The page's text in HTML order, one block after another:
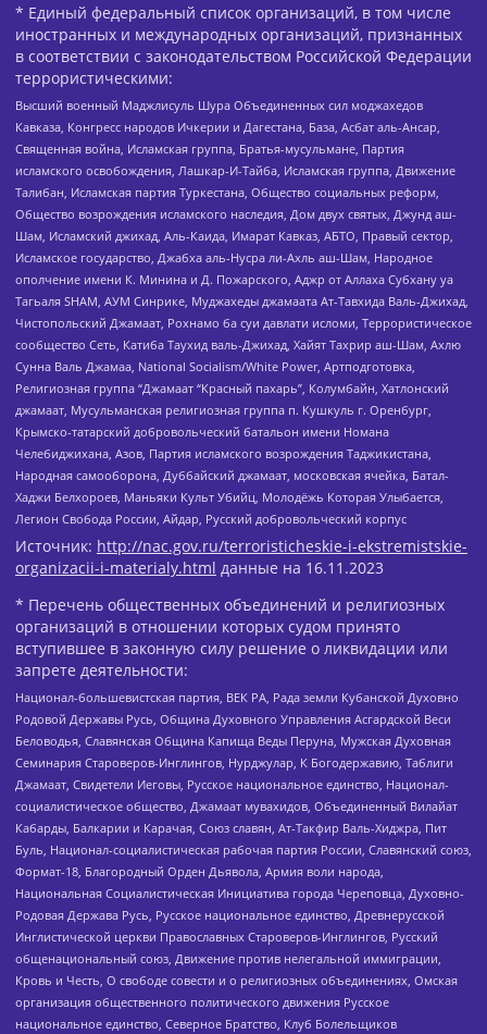
* Единый федеральный список организаций, в том числе
иностранных и международных организаций, признанных
в соответствии с законодательством Российской Федерации
террористическими:
Высший военный Маджлисуль Шура Объединенных сил моджахедов
Кавказа, Конгресс народов Ичкерии и Дагестана, База, Асбат аль-Ансар,
Священная война, Исламская группа, Братья-мусульмане, Партия
исламского освобождения, Лашкар-И-Тайба, Исламская группа, Движение
Талибан, Исламская партия Туркестана, Общество социальных реформ,
Общество возрождения исламского наследия, Дом двух святых, Джунд аш-
Шам, Исламский джихад, Аль-Каида, Имарат Кавказ, АБТО, Правый сектор,
Исламское государство, Джабха аль-Нусра ли-Ахль аш-Шам, Народное
ополчение имени К. Минина и Д. Пожарского, Аджр от Аллаха Субхану уа
Тагьаля SHAM, АУМ Синрике, Муджахеды джамаата Ат-Тавхида Валь-Джихад,
Чистопольский Джамаат, Рохнамо ба суи давлати исломи, Террористическое
сообщество Сеть, Катиба Таухид валь-Джихад, Хайят Тахрир аш-Шам, Ахлю
Сунна Валь Джамаа, National Socialism/White Power, Артподготовка,
Религиозная группа “Джамаат “Красный пахарь”, Колумбайн, Хатлонский
джамаат, Мусульманская религиозная группа п. Кушкуль г. Оренбург,
Крымско-татарский добровольческий батальон имени Номана
Челебиджихана, Азов, Партия исламского возрождения Таджикистана,
Народная самооборона, Дуббайский джамаат, московская ячейка, Батал-
Хаджи Белхороев, Маньяки Культ Убийц, Молодёжь Которая Улыбается,
Легион Свобода России, Айдар, Русский добровольческий корпус
Источник: http://nac.gov.ru/terroristicheskie-i-ekstremistskie-
organizacii-i-materialy.html данные на 16.11.2023
* Перечень общественных объединений и религиозных
организаций в отношении которых судом принято
вступившее в законную силу решение о ликвидации или
запрете деятельности:
Национал-большевистская партия, ВЕК РА, Рада земли Кубанской Духовно
Родовой Державы Русь, Община Духовного Управления Асгардской Веси
Беловодья, Славянская Община Капища Веды Перуна, Мужская Духовная
Семинария Староверов-Инглингов, Нурджулар, К Богодержавию, Таблиги
Джамаат, Свидетели Иеговы, Русское национальное единство, Национал-
социалистическое общество, Джамаат мувахидов, Объединенный Вилайат
Кабарды, Балкарии и Карачая, Союз славян, Ат-Такфир Валь-Хиджра, Пит
Буль, Национал-социалистическая рабочая партия России, Славянский союз,
Формат-18, Благородный Орден Дьявола, Армия воли народа,
Национальная Социалистическая Инициатива города Череповца, Духовно-
Родовая Держава Русь, Русское национальное единство, Древнерусской
Инглистической церкви Православных Староверов-Инглингов, Русский
общенациональный союз, Движение против нелегальной иммиграции,
Кровь и Честь, О свободе совести и о религиозных объединениях, Омская
организация общественного политического движения Русское
национальное единство, Северное Братство, Клуб Болельщиков